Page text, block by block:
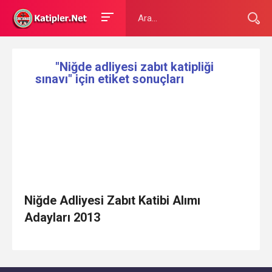
"Niğde adliyesi zabıt katipliği
sınavı" için etiket sonuçları
Niğde Adliyesi Zabıt Katibi Alımı
Adayları 2013